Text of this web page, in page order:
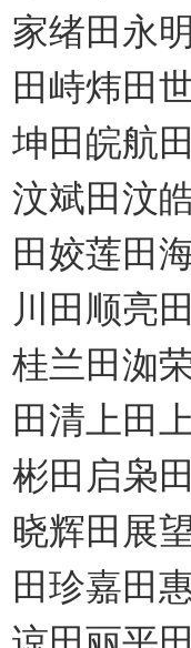
家绪田永
田峙炜田
坤田皖航
汶斌田汶
田姣莲田
川田顺亮
桂兰田洳
田清上田
彬田启枭
晓辉田展
田珍嘉田